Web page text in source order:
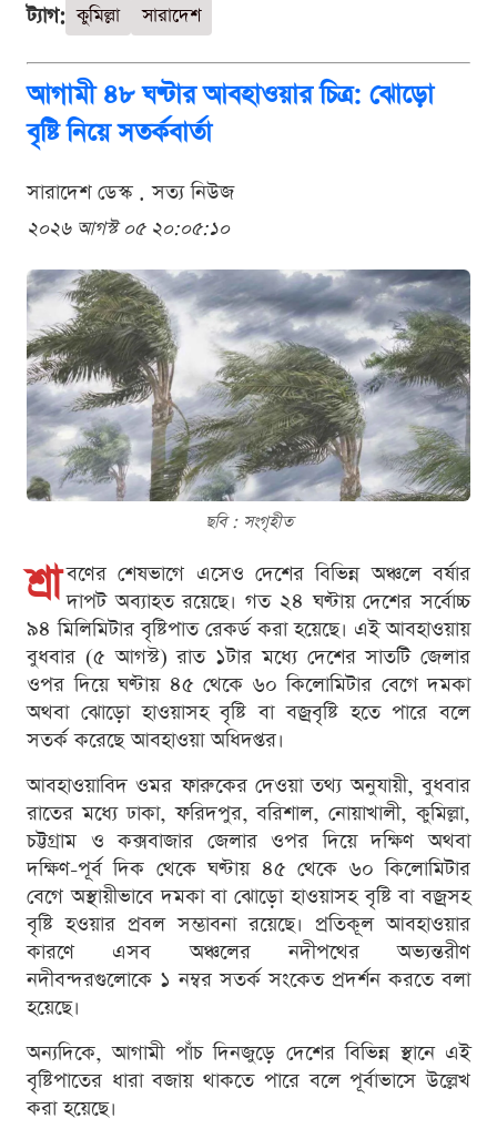
ট্যাগ: কুমিল্লা সারাদেশ
আগামী ৪৮ ঘণ্টার আবহাওয়ার চিত্র: ঝোড়ো
বৃষ্টি নিয়ে সতর্কবার্তা
সারাদেশ ডেস্ক . সত্য নিউজ
২০২৬ আগস্ট ০৫ ২০:০৫:১০
ছবি : সংগৃহীত
শ্রা বণের শেষভাগে এসেও দেশের বিভিন্ন অঞ্চলে বর্ষার
দাপট অব্যাহত রয়েছে। গত ২৪ ঘণ্টায় দেশের সর্বোচ্চ
৯৪ মিলিমিটার বৃষ্টিপাত রেকর্ড করা হয়েছে। এই আবহাওয়ায়
বুধবার (৫ আগস্ট) রাত ১টার মধ্যে দেশের সাতটি জেলার
ওপর দিয়ে ঘণ্টায় ৪৫ থেকে ৬০ কিলোমিটার বেগে দমকা
অথবা ঝোড়ো হাওয়াসহ বৃষ্টি বা বজ্রবৃষ্টি হতে পারে বলে
সতর্ক করেছে আবহাওয়া অধিদপ্তর।
আবহাওয়াবিদ ওমর ফারুকের দেওয়া তথ্য অনুযায়ী, বুধবার
রাতের মধ্যে ঢাকা, ফরিদপুর, বরিশাল, নোয়াখালী, কুমিল্লা,
চট্টগ্রাম ও কক্সবাজার জেলার ওপর দিয়ে দক্ষিণ অথবা
দক্ষিণ-পূর্ব দিক থেকে ঘণ্টায় ৪৫ থেকে ৬০ কিলোমিটার
বেগে অস্থায়ীভাবে দমকা বা ঝোড়ো হাওয়াসহ বৃষ্টি বা বজ্রসহ
বৃষ্টি হওয়ার প্রবল সম্ভাবনা রয়েছে। প্রতিকূল আবহাওয়ার
কারণে এসব অঞ্চলের নদীপথের অভ্যন্তরীণ
নদীবন্দরগুলোকে ১ নম্বর সতর্ক সংকেত প্রদর্শন করতে বলা
হয়েছে।
অন্যদিকে, আগামী পাঁচ দিনজুড়ে দেশের বিভিন্ন স্থানে এই
বৃষ্টিপাতের ধারা বজায় থাকতে পারে বলে পূর্বাভাসে উল্লেখ
করা হয়েছে।